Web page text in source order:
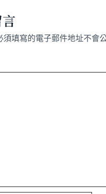
須填寫的電子郵件地址不會